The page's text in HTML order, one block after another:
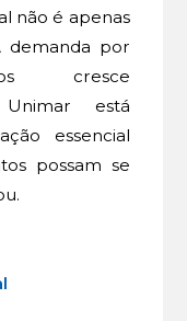
não é apenas
demanda por
cresce
está
essencial
possam se